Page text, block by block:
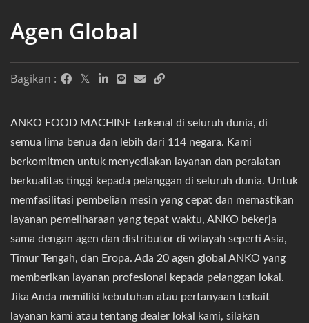
Agen Global
Bagikan :
ANKO FOOD MACHINE terkenal di seluruh dunia, di
semua lima benua dan lebih dari 114 negara. Kami
berkomitmen untuk menyediakan layanan dan peralatan
berkualitas tinggi kepada pelanggan di seluruh dunia. Untuk
memfasilitasi pembelian mesin yang cepat dan memastikan
layanan pemeliharaan yang tepat waktu, ANKO bekerja
sama dengan agen dan distributor di wilayah seperti Asia,
Timur Tengah, dan Eropa. Ada 20 agen global ANKO yang
memberikan layanan profesional kepada pelanggan lokal.
Jika Anda memiliki kebutuhan atau pertanyaan terkait
layanan kami atau tentang dealer lokal kami, silakan